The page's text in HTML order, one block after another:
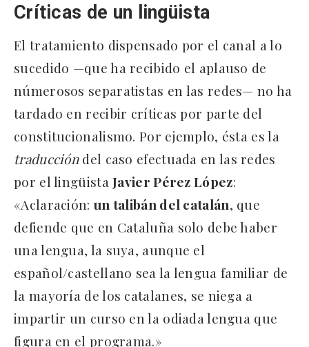
Críticas de un lingüista
El tratamiento dispensado por el canal a lo
sucedido —que ha recibido el aplauso de
númerosos separatistas en las redes— no ha
tardado en recibir críticas por parte del
constitucionalismo. Por ejemplo, ésta es la
traduccióndel caso efectuada en las redes
por el lingüistaJavier Pérez López:
«Aclaración: un talibán del catalán, que
defiende que en Cataluña solo debe haber
una lengua, la suya, aunque el
español/castellano sea la lengua familiar de
la mayoría de los catalanes, se niega a
impartir un curso en la odiada lengua que
figura en el programa.»